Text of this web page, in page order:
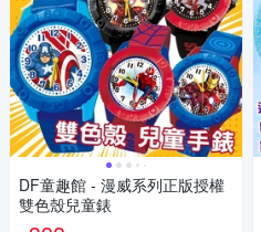
DF童趣館 - 漫威系列正版授權
雙色殼兒童錶